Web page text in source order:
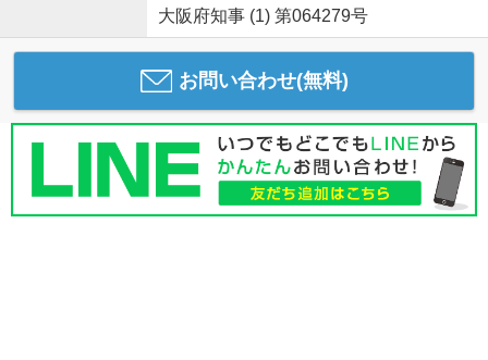
大阪府知事 (1) 第064279号
お問い合わせ(無料)